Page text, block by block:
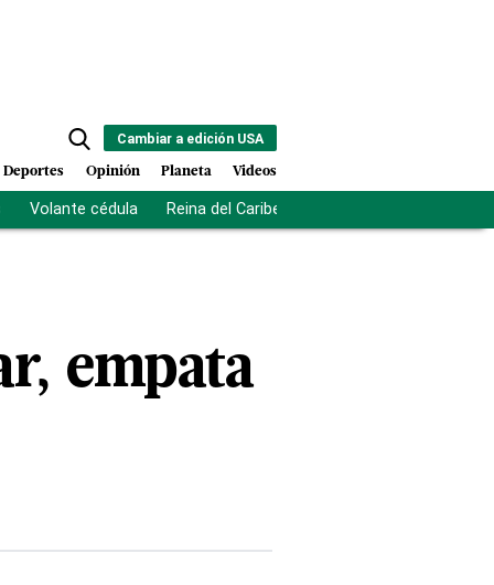
Cambiar a edición USA
Deportes Opinión Planeta Videos
Volante cédula Reina del Caribe
empata